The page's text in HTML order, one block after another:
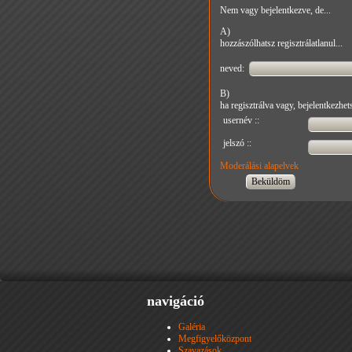
Nem vagy bejelentkezve, de...
A)
hozzászólhatsz regisztrálatlanul...
neved:
B)
ha regisztrálva vagy,
usernév ::
jelszó ::
Moderálási alapelvek
navigáció
Galéria
Megfigyelőközpont